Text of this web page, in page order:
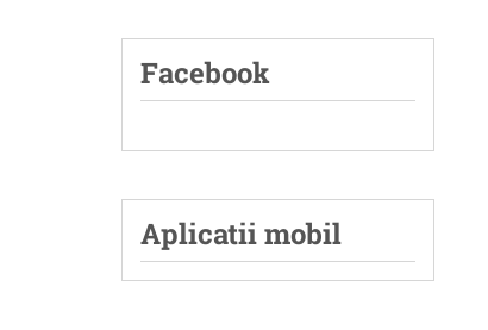
Facebook
Aplicatii mobil